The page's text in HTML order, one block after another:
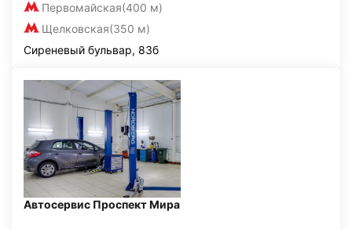
Первомайская(400 м)
Щелковская(350 м)
Сиреневый бульвар, 83б
Автосервис Проспект Мира